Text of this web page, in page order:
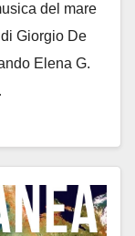
del mare
Giorgio De
Elena G.